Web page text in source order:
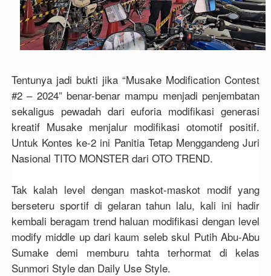
Tentunya jadi bukti jika “Musake Modification Contest
#2 – 2024” benar-benar mampu menjadi penjembatan
sekaligus pewadah dari euforia modifikasi generasi
kreatif Musake menjalur modifikasi otomotif positif.
Untuk Kontes ke-2 ini Panitia Tetap Menggandeng Juri
Nasional TITO MONSTER dari OTO TREND.
Tak kalah level dengan maskot-maskot modif yang
berseteru sportif di gelaran tahun lalu, kali ini hadir
kembali beragam trend haluan modifikasi dengan level
modify middle up dari kaum seleb skul Putih Abu-Abu
Sumake demi memburu tahta terhormat di kelas
Sunmori Style dan Daily Use Style.